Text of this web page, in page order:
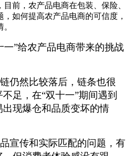
前，农产品电商在包装、保险、
如何提高农产品电商的可信度，
一”给农产品电商带来的挑战
仍然比较落后，链条也很
足，在“双十一”期间遇到
现爆仓和品质变坏的情
宣传和实际匹配的问题，有